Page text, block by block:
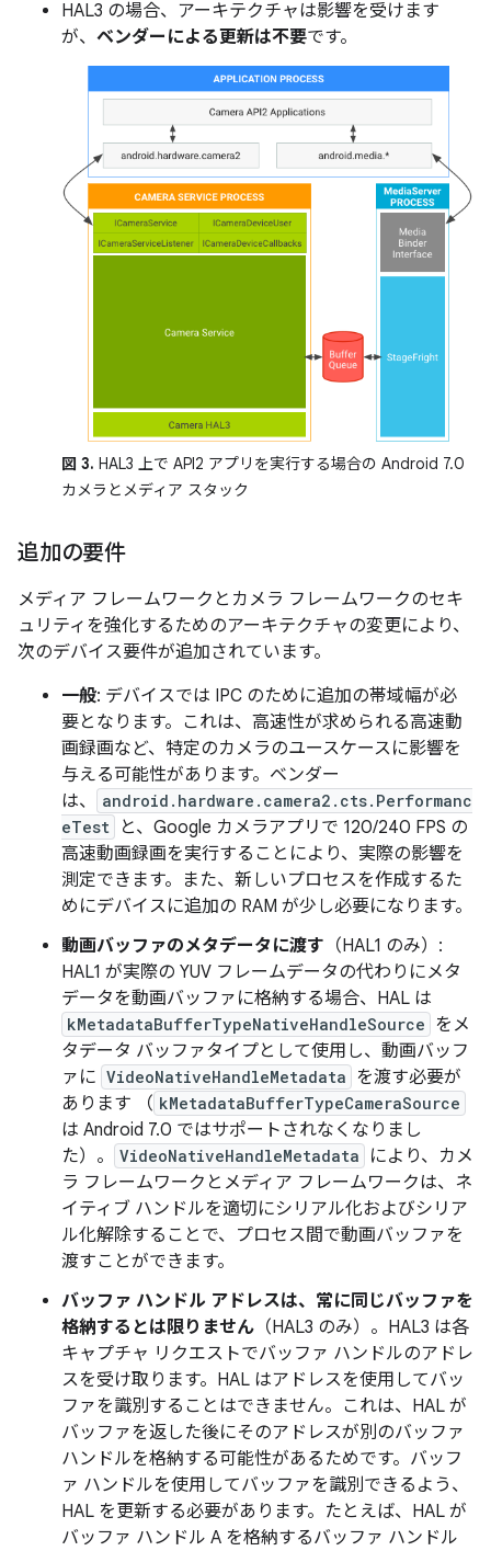
HAL3 の場合、アーキテクチャは影響を受けます
が、 ベンダーによる更新は不要です。
図 3. HAL3 上で API2 アプリを実行する場合の Android 7.0
カメラとメディア スタック
追加の要件
メディア フレームワークとカメラ フレームワークのセキ
ュリティを強化するためのアーキテクチャの変更により、
次のデバイス要件が追加されています。
一般: デバイスでは IPC のために追加の帯域幅が必
要となります。これは、高速性が求められる高速動
画録画など、特定のカメラのユースケースに影響を
与える可能性があります。ベンダー
は、
android.hardware.camera2.cts.Performanc
eTest
と、Google カメラアプリで 120/240 FPS の
高速動画録画を実行することにより、実際の影響を
測定できます。また、新しいプロセスを作成するた
めにデバイスに追加の RAM が少し必要になります。
動画バッファのメタデータに渡す （HAL1 のみ） :
HAL1 が実際の YUV フレームデータの代わりにメタ
データを動画バッファに格納する場合、HAL は
kMetadataBufferTypeNativeHandleSource をメ
タデータ バッファタイプとして使用し、動画バッフ
ァに VideoNativeHandleMetadata を渡す必要が
あります （ kMetadataBufferTypeCameraSource
は Android 7.0 ではサポートされなくなりまし
た）。
VideoNativeHandleMetadata
により、カメ
ラ フレームワークとメディア フレームワークは、ネ
イティブ ハンドルを適切にシリアル化およびシリア
ル化解除することで、プロセス間で動画バッファを
渡すことができます。
バッファ ハンドル アドレスは、常に同じバッファを
格納するとは限りません （HAL3 のみ） 。HAL3 は各
キャプチャ リクエストでバッファ ハンドルのアドレ
スを受け取ります。HAL はアドレスを使用してバッ
ファを識別することはできません。これは、HAL が
バッファを返した後にそのアドレスが別のバッファ
ハンドルを格納する可能性があるためです。バッフ
ァ ハンドルを使用してバッファを識別できるよう、
HAL を更新する必要があります。たとえば、HAL が
バッファ ハンドル A を格納するバッファ ハンドル